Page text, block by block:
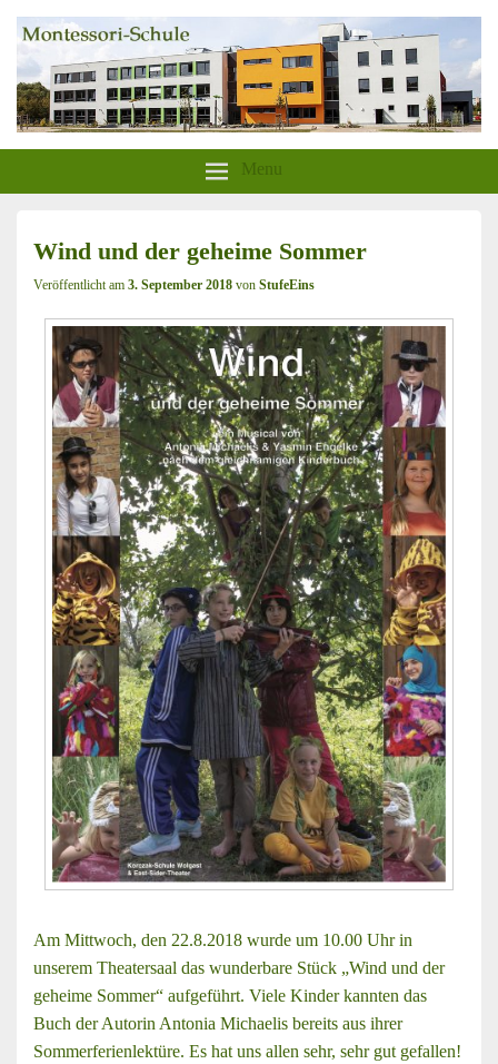
Montessori-Schule-Greifswald
Menu
Wind und der geheime Sommer
Veröffentlicht am 3. September 2018 von StufeEins
Am Mittwoch, den 22.8.2018 wurde um 10.00 Uhr in
unserem Theatersaal das wunderbare Stück „Wind und der
geheime Sommer“ aufgeführt. Viele Kinder kannten das
Buch der Autorin Antonia Michaelis bereits aus ihrer
Sommerferienlektüre. Es hat uns allen sehr, sehr gut gefallen!